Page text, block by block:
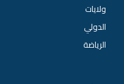
ولايات
الدولي
الرياضة